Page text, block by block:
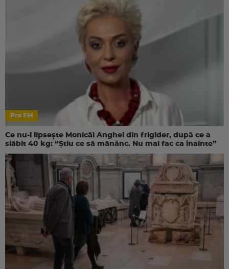
Pro FM
Ce nu-i lipsește Monicăi Anghel din frigider, după ce a
slăbit 40 kg: “Știu ce să mănânc. Nu mai fac ca înainte”